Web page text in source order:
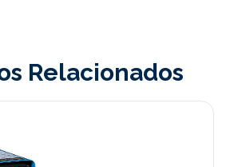
Relacionados